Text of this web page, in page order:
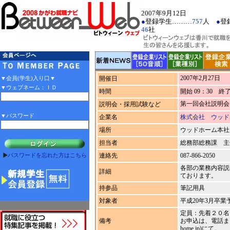
2007年9月12日
●登録学生………757人 ●登
46社
▼会員(学生)入り口▼
▼ウェブネーム：ＩＤ
▼パスワード
パスワードを忘れた方はこちら
開催日
2007年2月27日
時間
開始 09：30 終
説明会・採用試験など
第一回会社説明会
企業名
株式会社 ウッド
場所
ウッドホーム本社
担当者
総務部総務課
連絡先
087-866-2050
詳細
各部の業務内容
ております。
持参品
筆記用具
対象者
平成20年3月卒業
備考
定員：先着２０名
お申込は、電話
home.jp)にて。